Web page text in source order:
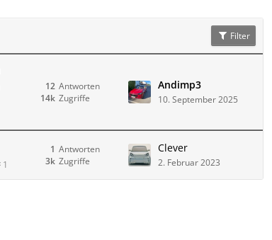
Filter
Antworten
12
Zugriffe
14k
Andimp3
10. September 2025
1
Antworten
1
Zugriffe
3k
Clever
2. Februar 2023